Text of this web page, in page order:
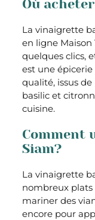
Où
La vinaigrette
en ligne
quelques clics,
est une
qualité, issus
basilic et
cuisine.
Comment
Siam?
La vinaigrette
nombreux plats
mariner des
encore pour